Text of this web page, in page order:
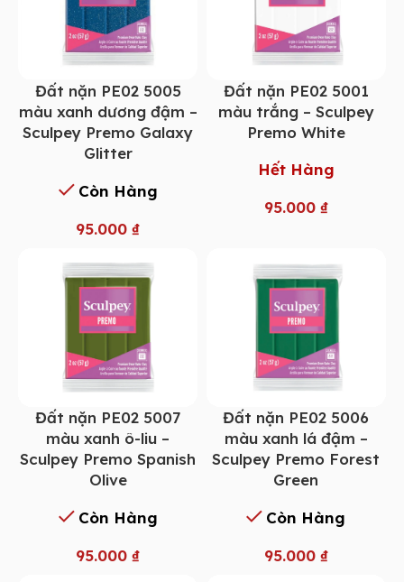
Đất nặn PE02 5005
màu xanh dương đậm –
Sculpey Premo Galaxy
Glitter
Còn Hàng
95.000 ₫
Đất nặn PE02 5001
màu trắng – Sculpey
Premo White
Hết Hàng
95.000 ₫
Đất nặn PE02 5007
màu xanh ô-liu –
Sculpey Premo Spanish
Olive
Còn Hàng
95.000 ₫
Đất nặn PE02 5006
màu xanh lá đậm –
Sculpey Premo Forest
Green
Còn Hàng
95.000 ₫